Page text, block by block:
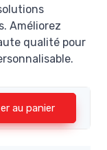
Améliorez
qualité pour
au panier